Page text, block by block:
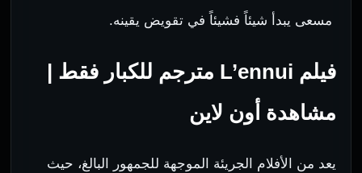
مسعى يبدأ شيئاً فشيئاً في تقويض يقينه.
فيلم L’ennui مترجم للكبار فقط |
مشاهدة أون لاين
يعد من الأفلام الجريئة الموجهة للجمهور البالغ، حيث